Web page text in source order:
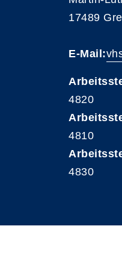
17489
E-Mail:
4820
4810
4830